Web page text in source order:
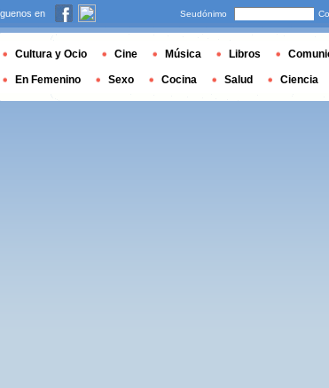
en Seudónimo
Cultura y Ocio Cine Música Libros
En Femenino Sexo Cocina Salud Ciencia